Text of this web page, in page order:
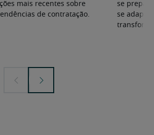
mais recentes sobre
de contratação.
se
se